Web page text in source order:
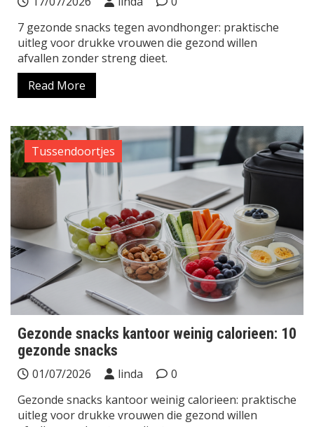
7 gezonde snacks tegen avondhonger: praktische
uitleg voor drukke vrouwen die gezond willen
afvallen zonder streng dieet.
Read More
Tussendoortjes
Gezonde snacks kantoor weinig calorieen: 10
gezonde snacks
01/07/2026 linda
0
Gezonde snacks kantoor weinig calorieen: praktische
uitleg voor drukke vrouwen die gezond willen